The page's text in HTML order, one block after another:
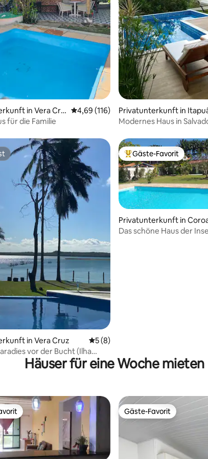
in Vera Cru Durchschnittliche Bewertung: 4,69
4,69 (116)
für die Familie
Privatunterkunft in
Modernes Haus in
5 von 5, 6 Bewertungen
in Vera Cruz Durchschnittliche Bewertung: 5
5 (8)
vor der Bucht (Ilha
Beliebter Gäste-Favorit.
Gäste-Favorit
Privatunterkunft in
Das schöne Haus der
Häuser für eine Woche mieten
Gäste-Favorit
Gäste-Favorit